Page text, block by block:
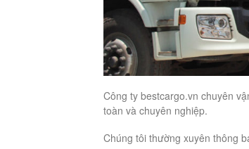
Công ty bestcargo.vn chuyên
toàn và chuyên nghiệp.
Chúng tôi thường xuyên thông